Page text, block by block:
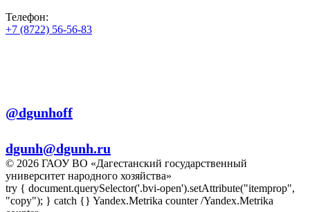
Телефон:
+7 (8722) 56-56-83
@dgunhoff
dgunh@dgunh.ru
© 2026 ГАОУ ВО «Дагестанский государственный
университет народного хозяйства»
try { document.querySelector('.bvi-open').setAttribute("itemprop",
"copy"); } catch {} Yandex.Metrika counter/Yandex.Metrika